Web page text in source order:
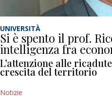
UNIVERSITÀ
Si è spento il prof.
intelligenza fra
L’attenzione alle
crescita del territorio
Notizie